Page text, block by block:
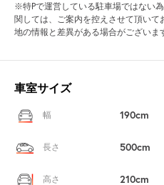
※特Pで運営している駐車場ではない
関しては、ご案内を控えさせて頂い
地の情報と差異がある場合がございま
車室サイズ
幅 190cm
長さ 500cm
高さ 210cm